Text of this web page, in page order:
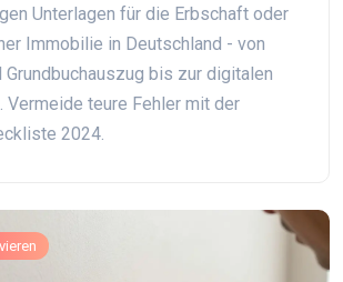
Unterlagen für die Erbschaft oder
Immobilie in Deutschland - von
Grundbuchauszug bis zur digitalen
Vermeide teure Fehler mit der
2024.